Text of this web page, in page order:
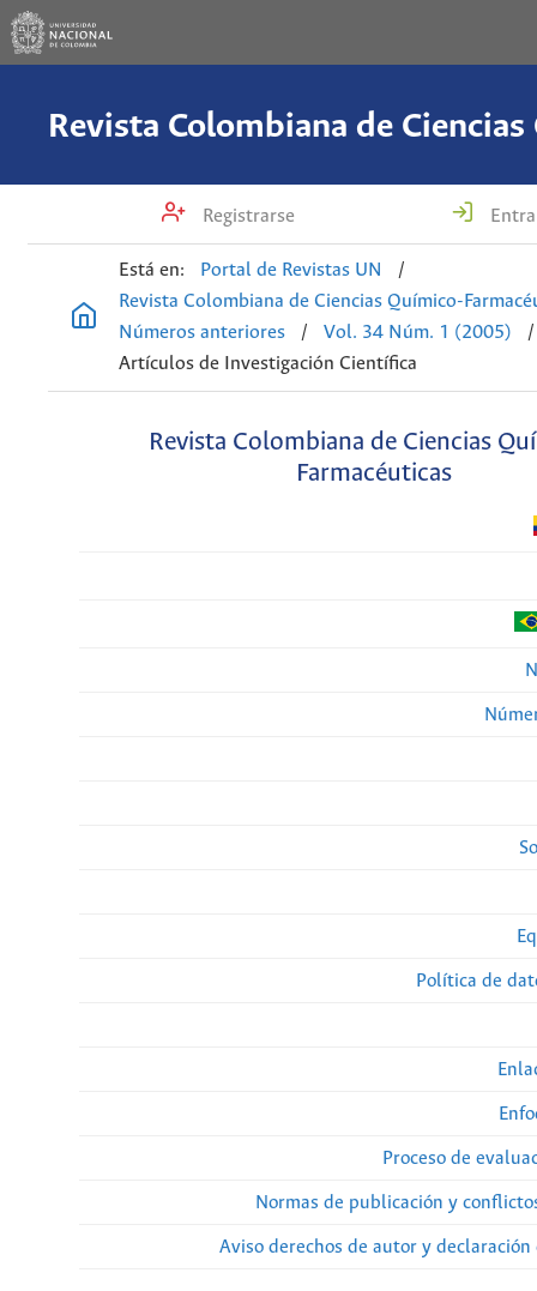
Registrarse
Está en: Portal de Revistas UN
/
Revista Colombiana de Ciencias Químico-
Números anteriores
/ Vol. 34 Núm. 1 (2005)
/
Artículos de Investigación Científica
Revista Colombiana de Ciencias
Farmacéuticas
Política de
Proceso de
Normas de publicación y
Aviso derechos de autor y